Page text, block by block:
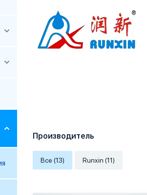
Производитель
Все (13) Runxin (11)